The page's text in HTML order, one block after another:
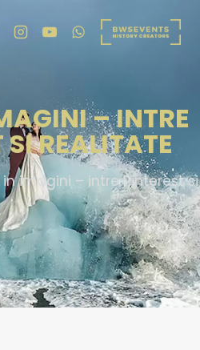
– INTRE
SI REALITATE
imagini – intre Pinterest si